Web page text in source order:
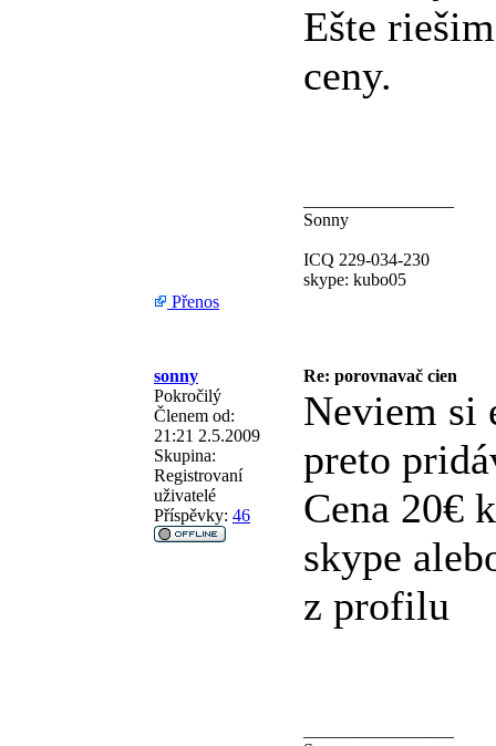
Ešte
ceny.
Sonny
ICQ 229-034-230
skype: kubo05
Přenos
sonny
Re: porovnavač cien
Pokročilý
Členem od:
21:21 2.5.2009
Skupina:
Registrovaní
uživatelé
Příspěvky: 46
Neviem si
preto
Cena 20€
skype
z profilu